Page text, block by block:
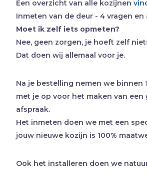
Een overzicht van alle kozijnen
Inmeten van de deur - 4 vragen
Moet ik zelf iets opmeten?
Nee, geen zorgen, je hoeft zelf
Dat doen wij allemaal voor je.
Na je bestelling nemen we binnen
met je op voor het maken van een
afspraak.
Het inmeten doen we met een
jouw nieuwe kozijn is 100%
Ook het installeren doen we